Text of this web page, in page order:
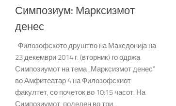
Симпозиум: Марксизмот
денес
Филозофското друштво на Македонија на
23 декември 2014 г. (вторник) го одржа
Симпозиумот на тема „Марксизмот денес“
во Амфитеатар 4 на Филозофскиот
факултет, со почеток во 10:15 часот. На
Симпозиумот, поделен во три...